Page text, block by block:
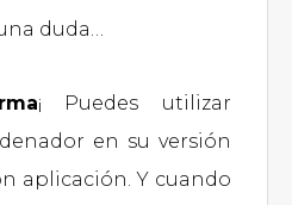
duda…
¡ Puedes utilizar
en su versión
aplicación. Y cuando